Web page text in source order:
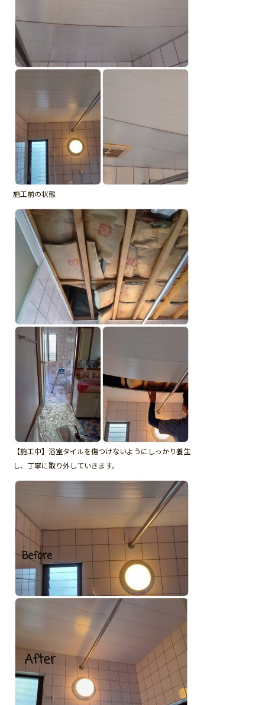
施工前の状態
【施工中】浴室タイルを傷つけないようにしっかり養生
し、丁寧に取り外していきます。